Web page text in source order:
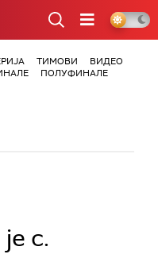
ТИМОВИ
ВИДЕО
ПОЛУФИНАЛЕ
с.